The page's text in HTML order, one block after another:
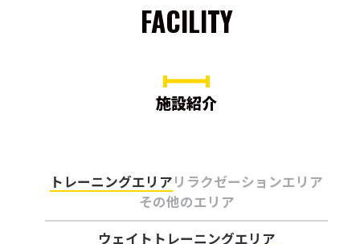
FACILITY
施設紹介
トレーニングエリアリラクゼーションエリア
その他のエリア
ウェイトトレーニングエリア